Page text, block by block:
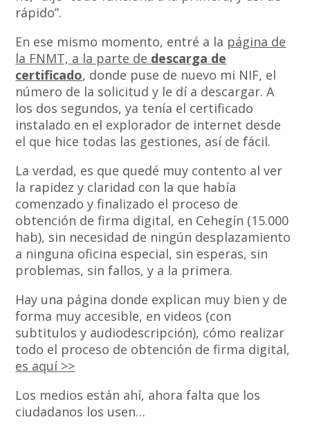
rápido”.
En ese mismo momento, entré a la página de
la FNMT, a la parte de descarga de
certificado, donde puse de nuevo mi NIF, el
número de la solicitud y le dí a descargar. A
los dos segundos, ya tenía el certificado
instalado en el explorador de internet desde
el que hice todas las gestiones, así de fácil.
La verdad, es que quedé muy contento al ver
la rapidez y claridad con la que había
comenzado y finalizado el proceso de
obtención de firma digital, en Cehegín (15.000
hab), sin necesidad de ningún desplazamiento
a ninguna oficina especial, sin esperas, sin
problemas, sin fallos, y a la primera.
Hay una página donde explican muy bien y de
forma muy accesible, en videos (con
subtitulos y audiodescripción), cómo realizar
todo el proceso de obtención de firma digital,
es aquí >>
Los medios están ahí, ahora falta que los
ciudadanos los usen…